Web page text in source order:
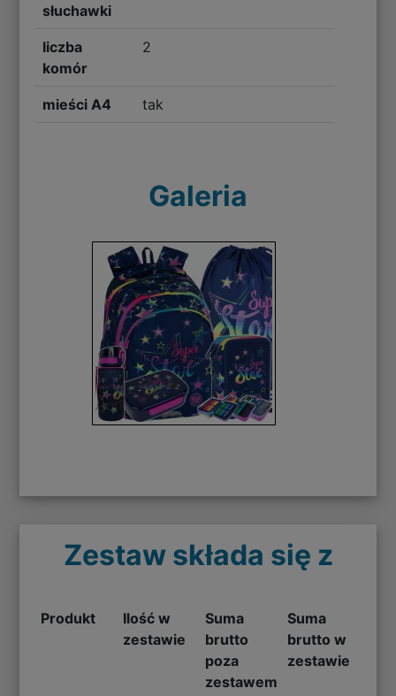
słuchawki
liczba
komór
2
mieści A4 tak
Galeria
Zestaw składa się z
Produkt
Ilość w
zestawie
Suma
brutto
poza
zestawem
Suma
brutto w
zestawie